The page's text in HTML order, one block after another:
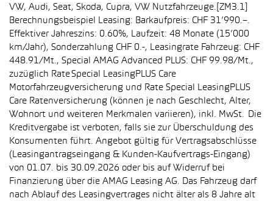
VW, Audi, Seat, Skoda, Cupra, VW Nutzfahrzeuge.[ZM3.1]
Berechnungsbeispiel Leasing: Barkaufpreis: CHF 31’990.–.
Effektiver Jahreszins: 0.60%, Laufzeit: 48 Monate (15’000
km/Jahr), Sonderzahlung CHF 0.-, Leasingrate Fahrzeug: CHF
448.91/Mt., Special AMAG Advanced PLUS: CHF 99.98/Mt.,
zuzüglich Rate Special LeasingPLUS Care
Motorfahrzeugversicherung und Rate Special LeasingPLUS
Care Ratenversicherung (können je nach Geschlecht, Alter,
Wohnort und weiteren Merkmalen variieren), inkl. MwSt. Die
Kreditvergabe ist verboten, falls sie zur Überschuldung des
Konsumenten führt. Angebot gültig für Vertragsabschlüsse
(Leasingantragseingang & Kunden-Kaufvertrags-Eingang)
von 01.07. bis 30.09.2026 oder bis auf Widerruf bei
Finanzierung über die AMAG Leasing AG. Das Fahrzeug darf
nach Ablauf des Leasingvertrages nicht älter als 8 Jahre alt